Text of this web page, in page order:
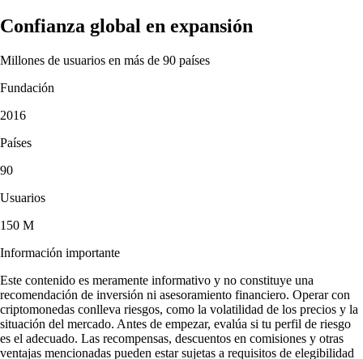
Confianza global en expansión
Millones de usuarios en más de 90 países
Fundación
2016
Países
90
Usuarios
150 M
Información importante
Este contenido es meramente informativo y no constituye una
recomendación de inversión ni asesoramiento financiero. Operar con
criptomonedas conlleva riesgos, como la volatilidad de los precios y la
situación del mercado. Antes de empezar, evalúa si tu perfil de riesgo
es el adecuado. Las recompensas, descuentos en comisiones y otras
ventajas mencionadas pueden estar sujetas a requisitos de elegibilidad